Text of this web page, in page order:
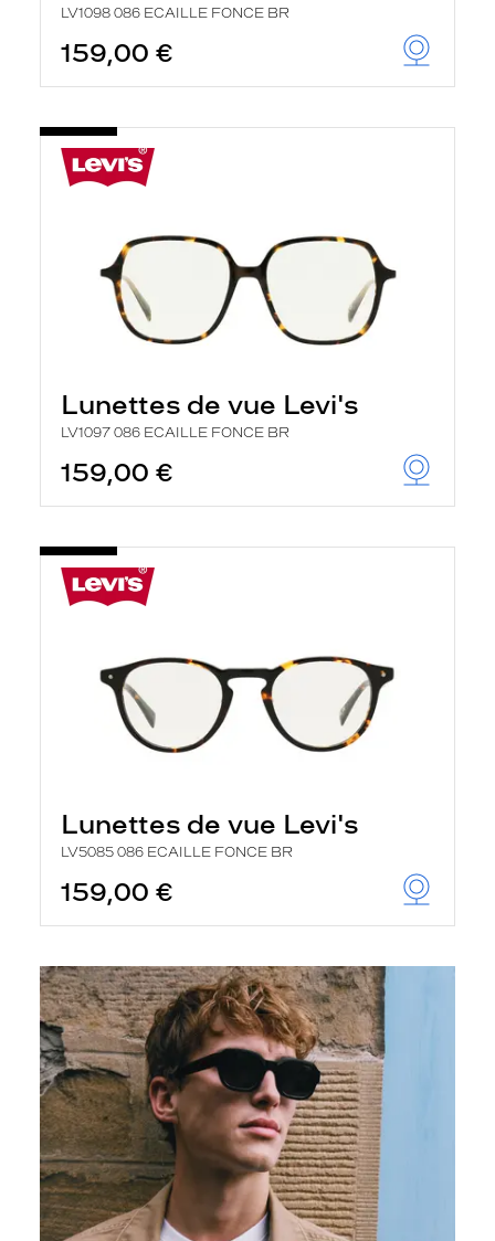
LV1098 086 ECAILLE FONCE BR
159,00 €
Lunettes de vue Levi's
LV1097 086 ECAILLE FONCE BR
159,00 €
Lunettes de vue Levi's
LV5085 086 ECAILLE FONCE BR
159,00 €